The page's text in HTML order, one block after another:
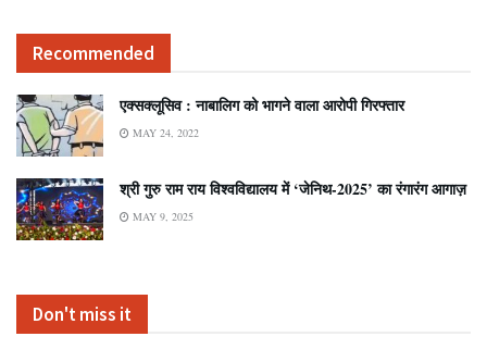
Recommended
एक्सक्लूसिव : नाबालिग को भागने वाला आरोपी गिरफ्तार
MAY 24, 2022
श्री गुरु राम राय विश्वविद्यालय में ‘जेनिथ-2025’ का रंगारंग आगाज़
MAY 9, 2025
Don't miss it